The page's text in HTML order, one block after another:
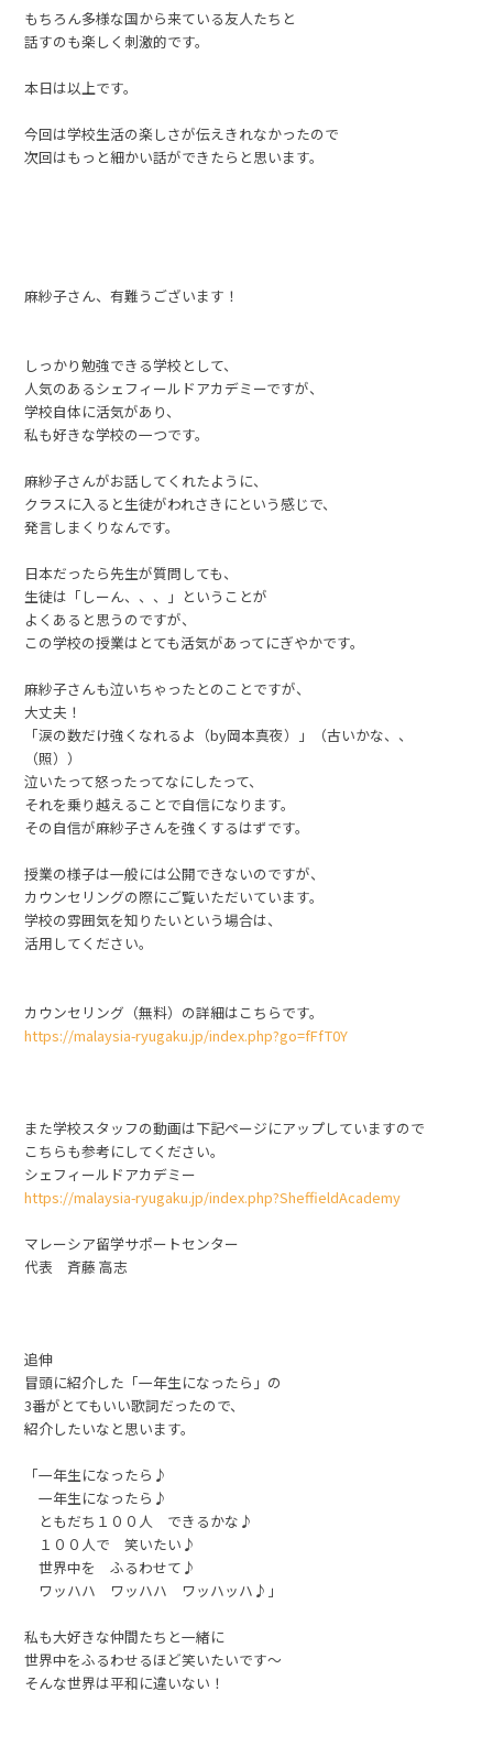
もちろん多様な国から来ている友人たちと
話すのも楽しく刺激的です。
本日は以上です。
今回は学校生活の楽しさが伝えきれなかったので
次回はもっと細かい話ができたらと思います。
麻紗子さん、有難うございます！
しっかり勉強できる学校として、
人気のあるシェフィールドアカデミーですが、
学校自体に活気があり、
私も好きな学校の一つです。
麻紗子さんがお話してくれたように、
クラスに入ると生徒がわれさきにという感じで、
発言しまくりなんです。
日本だったら先生が質問しても、
生徒は「しーん、、、」ということが
よくあると思うのですが、
この学校の授業はとても活気があってにぎやかです。
麻紗子さんも泣いちゃったとのことですが、
大丈夫！
「涙の数だけ強くなれるよ（by岡本真夜）」（古いかな、、
（照））
泣いたって怒ったってなにしたって、
それを乗り越えることで自信になります。
その自信が麻紗子さんを強くするはずです。
授業の様子は一般には公開できないのですが、
カウンセリングの際にご覧いただいています。
学校の雰囲気を知りたいという場合は、
活用してください。
カウンセリング（無料）の詳細はこちらです。
https://malaysia-ryugaku.jp/index.php?go=fFfT0Y
また学校スタッフの動画は下記ページにアップしていますので
こちらも参考にしてください。
シェフィールドアカデミー
https://malaysia-ryugaku.jp/index.php?SheffieldAcademy
マレーシア留学サポートセンター
代表 斉藤 高志
追伸
冒頭に紹介した「一年生になったら」の
3番がとてもいい歌詞だったので、
紹介したいなと思います。
「一年生になったら♪
一年生になったら♪
ともだち１００人 できるかな♪
１００人で 笑いたい♪
世界中を ふるわせて♪
ワッハハ ワッハハ ワッハッハ♪」
私も大好きな仲間たちと一緒に
世界中をふるわせるほど笑いたいです～
そんな世界は平和に違いない！